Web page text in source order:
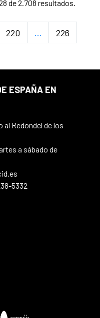
de 2.708 resultados.
Use TAB para
Página
220 ...PáginasPágina
226
ESPAÑA EN
al Redondel de los
a sábado de
5332